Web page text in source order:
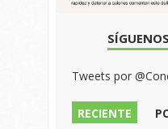
Tweets por
RECIENTE